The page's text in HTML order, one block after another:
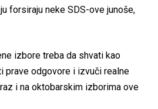
forsiraju neke SDS-ove junoše,
izbore treba da shvati kao
prave odgovore i izvuči realne
i na oktobarskim izborima ove